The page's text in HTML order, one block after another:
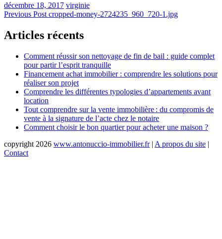
décembre 18, 2017 virginie
Navigation
de
l’article
Previous Post cropped-money-2724235_960_720-1.jpg
Articles récents
Comment réussir son nettoyage de fin de bail : guide complet
pour partir l’esprit tranquille
Financement achat immobilier : comprendre les solutions pour
réaliser son projet
Comprendre les différentes typologies d’appartements avant
location
Tout comprendre sur la vente immobilière : du compromis de
vente à la signature de l’acte chez le notaire
Comment choisir le bon quartier pour acheter une maison ?
copyright 2026 www.antonuccio-immobilier.fr | A propos du site |
Contact